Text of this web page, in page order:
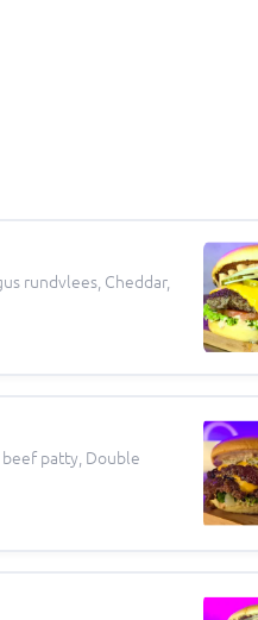
rundvlees, Cheddar,
beef patty, Double